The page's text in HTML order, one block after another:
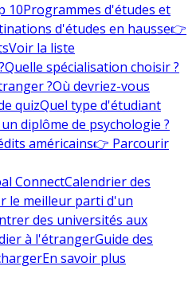
10Programmes d'études et
d'études en hausse👉
Voir la liste
Quelle spécialisation choisir ?
?Où devriez-vous
quizQuel type d'étudiant
diplôme de psychologie ?
américains👉 Parcourir
ConnectCalendrier des
le meilleur parti d'un
des universités aux
à l'étrangerGuide des
En savoir plus